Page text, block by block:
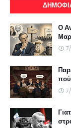
Ο
πού